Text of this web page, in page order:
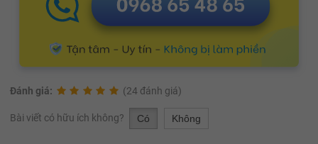
Đánh giá: (24 đánh giá)
Bài viết có hữu ích không? Có Không